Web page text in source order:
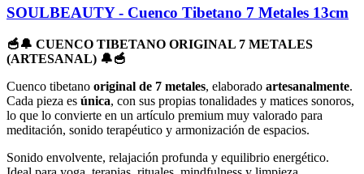
SOULBEAUTY - Cuenco Tibetano 7 Metales 13cm
🥣🔔 CUENCO TIBETANO ORIGINAL 7 METALES
(ARTESANAL) 🔔🥣
Cuenco tibetano original de 7 metales, elaborado artesanalmente.
Cada pieza es única, con sus propias tonalidades y matices sonoros,
lo que lo convierte en un artículo premium muy valorado para
meditación, sonido terapéutico y armonización de espacios.
Sonido envolvente, relajación profunda y equilibrio energético.